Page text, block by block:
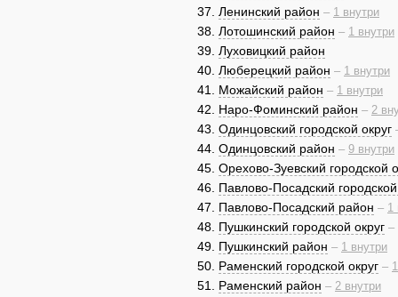
Ленинский район – 1 внутри
Лотошинский район – 1 внутри
Луховицкий район
Люберецкий район – 1 внутри
Можайский район – 1 внутри
Наро-Фоминский район – 2
Одинцовский городской округ
Одинцовский район – 9 внутри
Орехово-Зуевский городской
Павлово-Посадский городской
Павлово-Посадский район – 1
Пушкинский городской округ –
Пушкинский район – 1 внутри
Раменский городской округ –
Раменский район – 2 внутри